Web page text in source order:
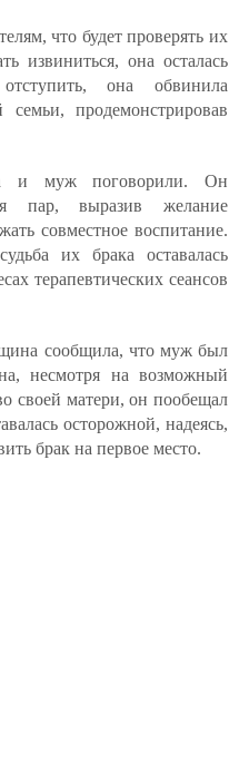
что будет проверять их
извиниться, она осталась
она обвинила
продемонстрировав
и муж поговорили. Он
пар, выразив желание
совместное воспитание.
их брака оставалась
терапевтических сеансов
сообщила, что муж был
несмотря на возможный
своей матери, он пообещал
осторожной, надеясь,
брак на первое место.